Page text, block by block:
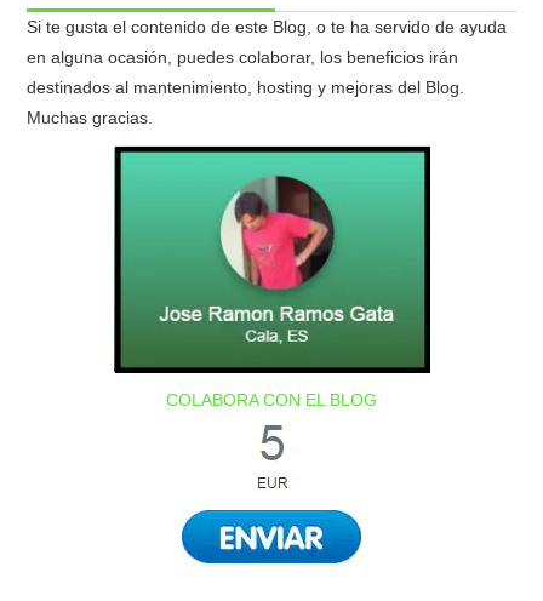
Si te gusta el contenido de este Blog, o te ha servido de ayuda
en alguna ocasión, puedes colaborar, los beneficios irán
destinados al mantenimiento, hosting y mejoras del Blog.
Muchas gracias.
COLABORA CON EL BLOG